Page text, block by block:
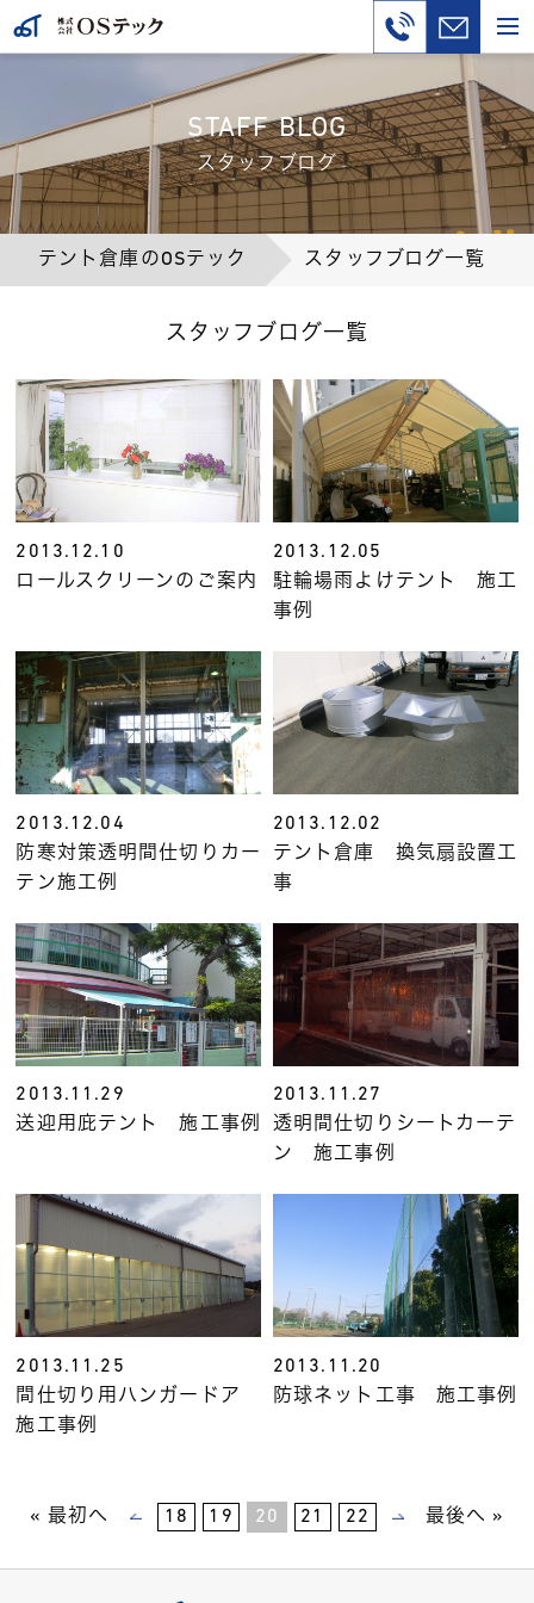
STAFF BLOG
スタッフブログ
テント倉庫のOSテック スタッフブログ一覧
スタッフブログ一覧
2013.12.10
ロールスクリーンのご案内
2013.12.05
駐輪場雨よけテント 施工
事例
2013.12.04
防寒対策透明間仕切りカー
テン施工例
2013.12.02
テント倉庫 換気扇設置工
事
2013.11.29
送迎用庇テント 施工事例
2013.11.27
透明間仕切りシートカーテ
ン 施工事例
2013.11.25
間仕切り用ハンガードア
施工事例
2013.11.20
防球ネット工事 施工事例
« 最初へ 18 19 20 21 22 最後へ »